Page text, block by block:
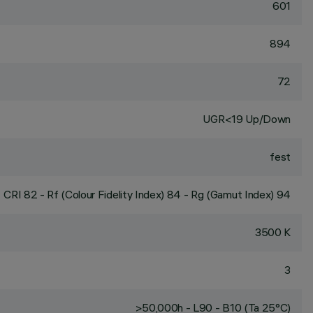
601
894
72
UGR<19 Up/Down
fest
CRI 82 - Rf (Colour Fidelity Index) 84 - Rg (Gamut Index) 94
3500 K
3
>50,000h - L90 - B10 (Ta 25°C)